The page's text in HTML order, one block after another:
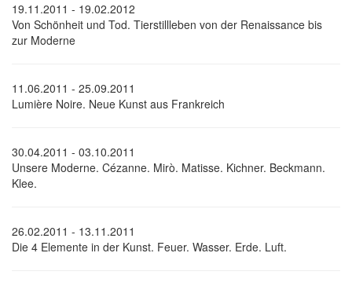
19.11.2011 - 19.02.2012
Von Schönheit und Tod. Tierstillleben von der Renaissance bis
zur Moderne
11.06.2011 - 25.09.2011
Lumière Noire. Neue Kunst aus Frankreich
30.04.2011 - 03.10.2011
Unsere Moderne. Cézanne. Mirò. Matisse. Kichner. Beckmann.
Klee.
26.02.2011 - 13.11.2011
Die 4 Elemente in der Kunst. Feuer. Wasser. Erde. Luft.